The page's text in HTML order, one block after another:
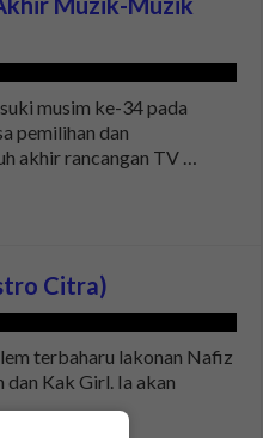
musim ke-34 pada
pemilihan dan
akhir rancangan TV …
Citra)
terbaharu lakonan Nafiz
dan Kak Girl. Ia akan